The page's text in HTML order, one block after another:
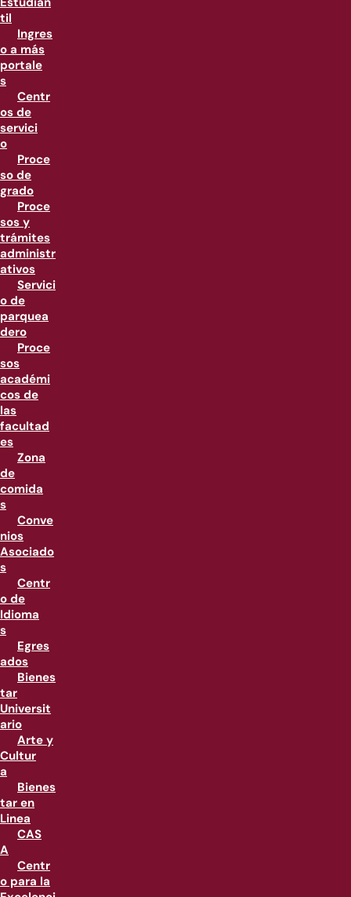
til
Ingres
o a más
portale
s
Centr
os de
servici
o
Proce
so de
grado
Proce
sos y
trámites
administr
ativos
Servici
o de
parquea
dero
Proce
sos
académi
cos de
las
facultad
es
Zona
de
comida
s
Conve
nios
Asociado
s
Centr
o de
Idioma
s
Egres
ados
Bienes
tar
Universit
ario
Arte y
Cultur
a
Bienes
tar en
Linea
CAS
A
Centr
o para la